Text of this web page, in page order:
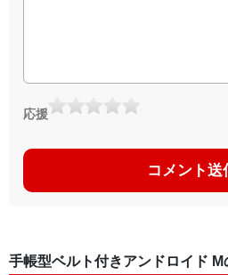
応援
コメント送
手帳型ベルト付きアンドロイド M